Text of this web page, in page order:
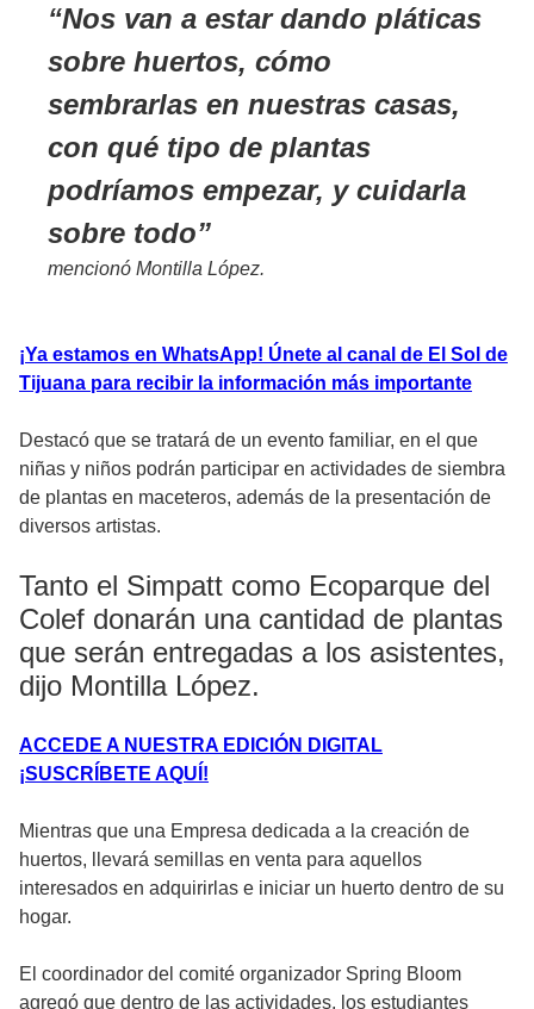
Nos van a estar dando pláticas
sobre huertos, cómo
sembrarlas en nuestras casas,
con qué tipo de plantas
podríamos empezar, y cuidarla
sobre todo
mencionó Montilla López.
¡Ya estamos en WhatsApp! Únete al canal de El Sol de
Tijuana para recibir la información más importante
Destacó que se tratará de un evento familiar, en el que
niñas y niños podrán participar en actividades de siembra
de plantas en maceteros, además de la presentación de
diversos artistas.
Tanto el Simpatt como Ecoparque del
Colef donarán una cantidad de plantas
que serán entregadas a los asistentes,
dijo Montilla López.
ACCEDE A NUESTRA EDICIÓN DIGITAL
¡SUSCRÍBETE AQUÍ!
Mientras que una Empresa dedicada a la creación de
huertos, llevará semillas en venta para aquellos
interesados en adquirirlas e iniciar un huerto dentro de su
hogar.
El coordinador del comité organizador Spring Bloom
agregó que dentro de las actividades, los estudiantes